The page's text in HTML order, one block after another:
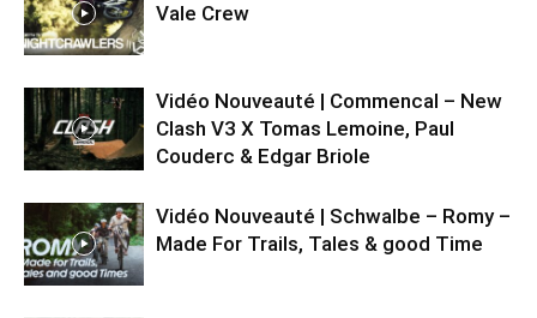
Vale Crew
Vidéo Nouveauté | Commencal – New
Clash V3 X Tomas Lemoine, Paul
Couderc & Edgar Briole
Vidéo Nouveauté | Schwalbe – Romy –
Made For Trails, Tales & good Time